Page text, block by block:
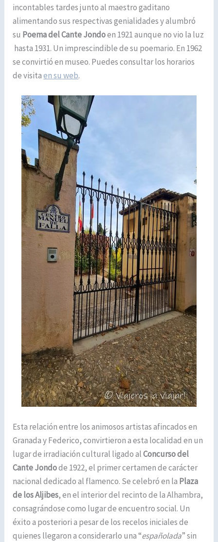
incontables tardes junto al maestro gaditano
alimentando sus respectivas genialidades y alumbró
su Poema del Cante Jondoen 1921 aunque no vio la luz
hasta 1931. Un imprescindible de su poemario. En 1962
se convirtió en museo. Puedes consultar los horarios
de visitaen su web.
Esta relación entre los animosos artistas afincados en
Granada y Federico, convirtieron a esta localidad en un
lugar de irradiación cultural ligado alConcurso del
Cante Jondode 1922, el primer certamen de carácter
nacional dedicado al flamenco. Se celebró en la Plaza
de los Aljibes, en el interior del recinto de la Alhambra,
consagrándose como lugar de encuentro social. Un
éxito a posteriori a pesar de los recelos iniciales de
quienes llegaron a considerarlo una “españolada” sin